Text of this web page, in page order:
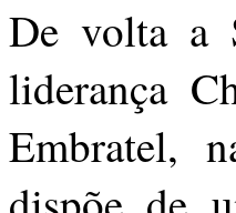
De volta a
liderança
Embratel,